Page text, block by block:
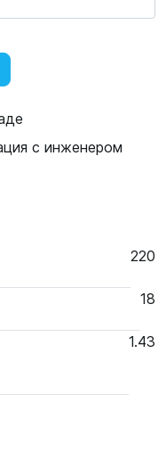
с инженером
220
18
1.43